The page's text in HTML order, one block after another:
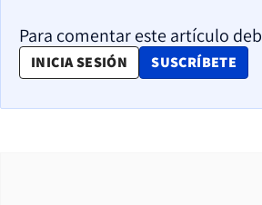
Para comentar este artículo
INICIA SESIÓN SUSCRÍBETE
OPENS IN NEW